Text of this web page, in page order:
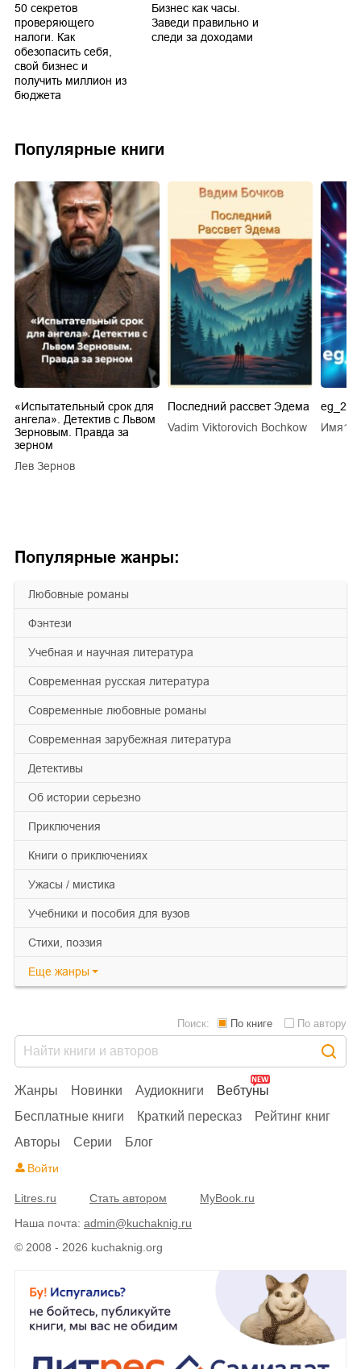
Популярные жанры:
любовные романы
фэнтези
учебная и научная литература
современная русская литература
современные любовные романы
современная зарубежная литература
детективы
об истории серьезно
приключения
книги о приключениях
ужасы / мистика
учебники и пособия для вузов
cтихи, поэзия
Еще жанры
50 секретов
проверяющего
налоги. Как
обезопасить себя,
свой бизнес и
получить миллион из
бюджета
Бизнес как часы.
Заведи правильно и
следи за доходами
Популярные книги
«Испытательный срок для
ангела». Детектив с Львом
Зерновым. Правда за
зерном
Лев Зернов
Последний рассвет Эдема
Vadim Viktorovich Bochkow
Имя1
© 2008 - 2026 kuchaknig.org
Жанры Новинки Аудиокниги
Вебтуны
Бесплатные книги
Краткий пересказ
Рейтинг книг
Авторы
Серии Блог
Поиск: По книге По автору
Войти
Litres.ru Стать автором
MyBook.ru
Наша почта: admin@kuchaknig.ru